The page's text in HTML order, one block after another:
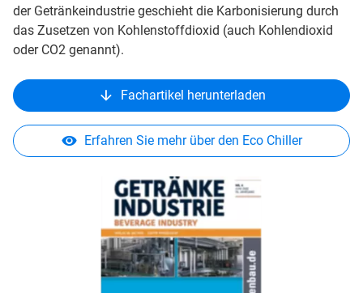
der Getränkeindustrie geschieht die Karbonisierung durch
das Zusetzen von Kohlenstoffdioxid (auch Kohlendioxid
oder CO2 genannt).
Fachartikel herunterladen
Erfahren Sie mehr über den Eco Chiller